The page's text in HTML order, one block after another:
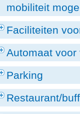
mobiliteit
Faciliteiten
Automaat
Parking
Restaurant/